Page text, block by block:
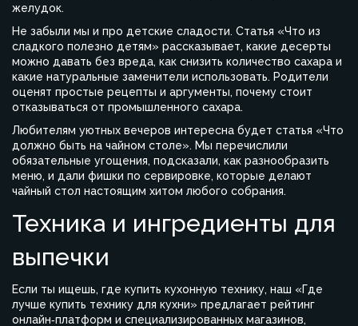
желудок.
Не забыли мы и про детские сладости. Статья «Что из
сладкого полезно детям» рассказывает, какие десерты
можно давать без вреда, как снизить количество сахара и
какие натуральные заменители использовать. Родители
оценят простые рецепты и аргументы, почему стоит
отказываться от промышленного сахара.
Любителям уютных вечеров интересна будет статья «Что
должно быть на чайном столе». Мы перечислили
обязательные угощения, подсказали, как разнообразить
меню, и дали фишки по сервировке, которые делают
чайный стол настоящим хитом любого собрания.
Техника и ингредиенты для
выпечки
Если ты ищешь, где купить кухонную технику, наш «Где
лучше купить технику для кухни» предлагает рейтинг
онлайн‑платформ и специализированных магазинов,